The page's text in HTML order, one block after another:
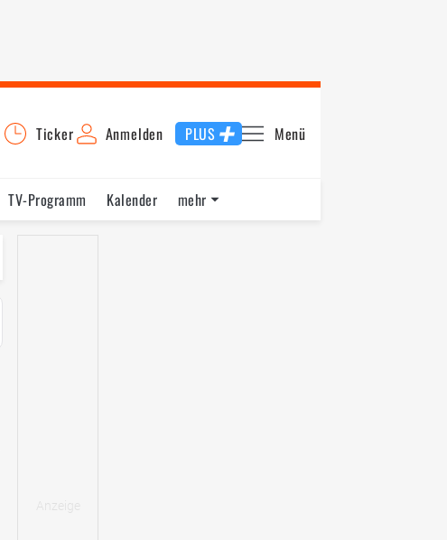
Ticker Anmelden PLUS Menü
TV-Programm
Kalender
mehr